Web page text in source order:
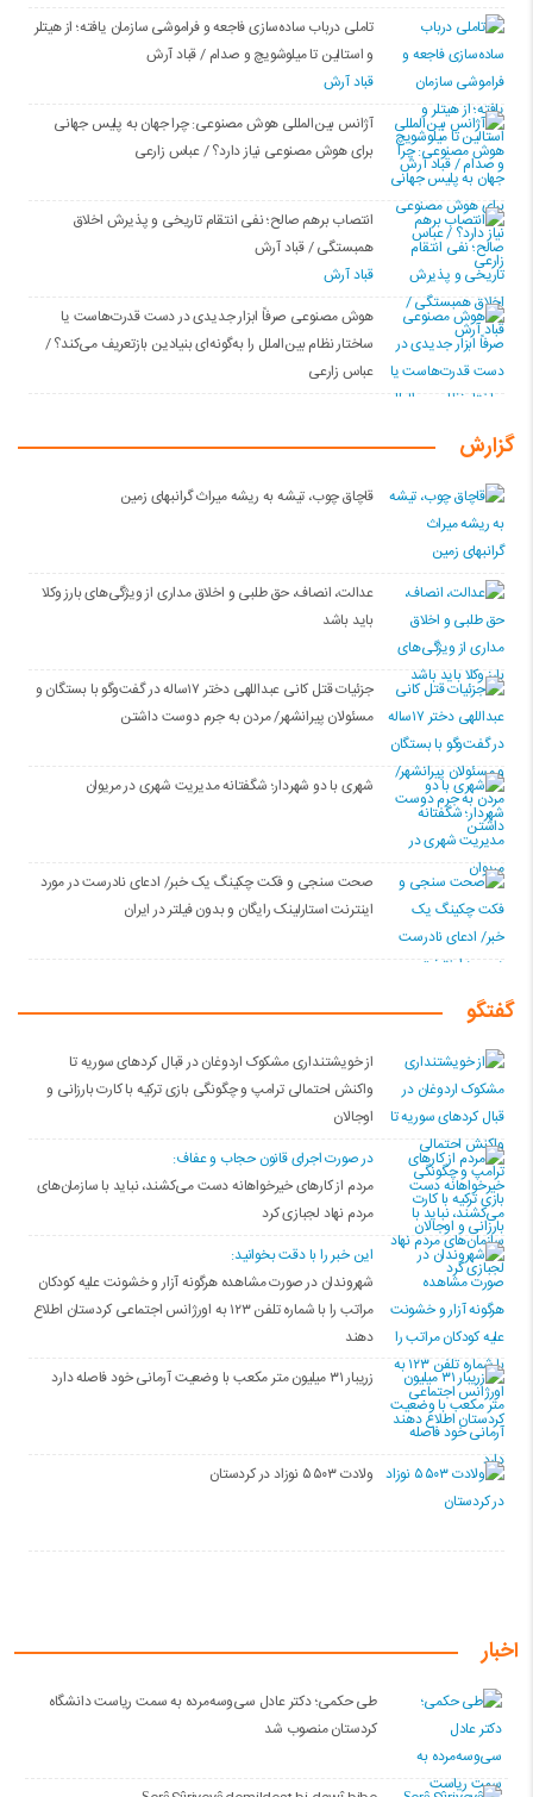
تاملی درباب سادەسازی فاجعە و فراموشی سازمان یافتە؛ از هیتلر
و استالین تا میلوشویچ و صدام / قباد آرش
قباد آرش
آژانس بین‌المللی هوش مصنوعی: چرا جهان به پلیس جهانی
برای هوش مصنوعی نیاز دارد؟ / عباس زارعی
انتصاب برهم صالح؛ نفی انتقام تاریخی و پذیرش اخلاق
همبستگی / قباد آرش
قباد آرش
هوش مصنوعی صرفاً ابزار جدیدی در دست قدرت‌هاست یا
ساختار نظام بین‌الملل را به‌گونه‌ای بنیادین بازتعریف می‌کند؟ /
عباس زارعی
گزارش
قاچاق چوب، تیشه به ریشه میراث گرانبهای زمین
عدالت، انصاف، حق طلبی و اخلاق مداری از ویژگی‌های بارز وکلا
باید باشد
جزئیات قتل کانی عبداللهی دختر ۱۷ساله در گفت‌وگو با بستگان و
مسئولان پیرانشهر/ مردن به جرم دوست داشتن
شهری با دو شهردار؛ شگفتانه مدیریت شهری در مریوان
صحت سنجی و فکت چکینگ یک خبر/ ادعای نادرست در مورد
اینترنت استارلینک رایگان و بدون فیلتر در ایران
گفتگو
از خویشتنداری مشکوک اردوغان در قبال کردهای سوریه تا
واکنش احتمالی ترامپ و چگونگی بازی ترکیه با کارت بارزانی و
اوجالان
در صورت اجرای قانون حجاب و عفاف:
مردم از کارهای خیرخواهانه دست می‌کشند، نباید با سازمان‌های
مردم نهاد لجبازی کرد
این خبر را با دقت بخوانید:
شهروندان در صورت مشاهده هرگونه آزار و خشونت علیه کودکان
مراتب را با شماره تلفن ۱۲۳ به اورژانس اجتماعی کردستان اطلاع
دهند
زریبار ۳۱ میلیون متر مکعب با وضعیت آرمانی خود فاصله دارد
ولادت ۵۵۰۳ نوزاد در کردستان
اخبار
طی حکمی؛ دکتر عادل سی‌وسه‌مرده به سمت ریاست دانشگاه
کردستان منصوب شد